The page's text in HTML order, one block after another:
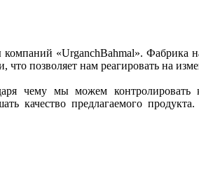
«UrganchBahmal». Фабрика
позволяет нам реагировать на
чему мы можем
качество предлагаемого